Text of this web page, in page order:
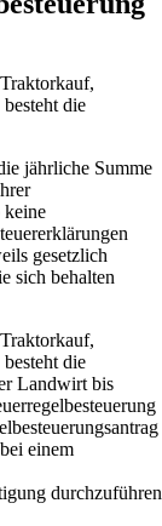
die
jährliche Summe
keine
gesetzlich
sich behalten
die
Landwirt bis
einem
durchzuführen